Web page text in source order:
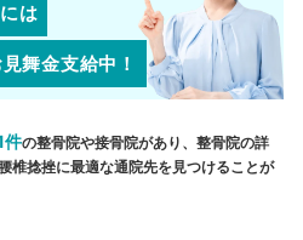
は
舞金支給中！
件の整骨院や接骨院があり、整骨院の詳
椎捻挫に最適な通院先を見つけることが